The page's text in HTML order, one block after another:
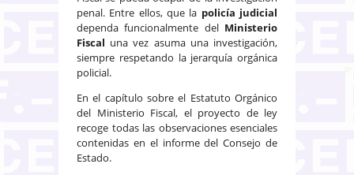
penal. Entre ellos, que la policía judicial
dependa funcionalmente delMinisterio
Fiscal una vez asuma una investigación,
siempre respetando la jerarquía orgánica
policial.
En el capítulo sobre el Estatuto Orgánico
del Ministerio Fiscal, el proyecto de ley
recoge todas las observaciones esenciales
contenidas en el informe del Consejo de
Estado.